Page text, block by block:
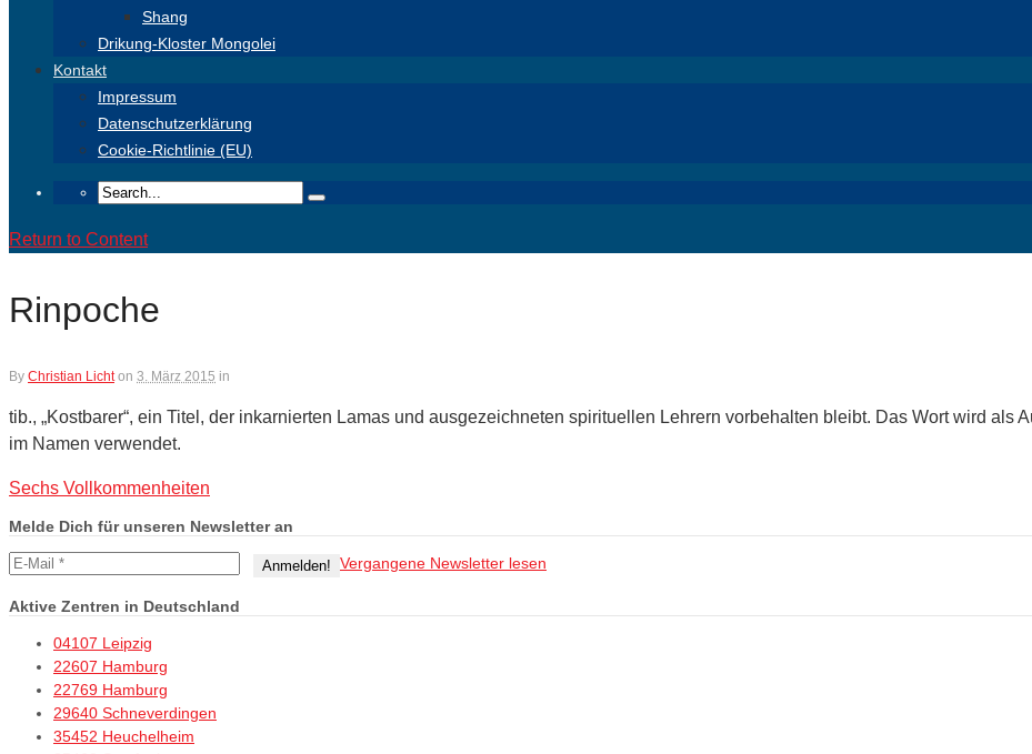
Shang
Drikung-Kloster Mongolei
Kontakt
Impressum
Datenschutzerklärung
Cookie-Richtlinie (EU)
Return to Content
Rinpoche
By Christian Licht on 3. März 2015 in
tib., „Kostbarer“, ein Titel, der inkarnierten Lamas und ausgezeichneten spirituellen Lehrern vorbehalten bleibt. Das Wort wird als
im Namen verwendet.
Sechs Vollkommenheiten
Melde Dich für unseren Newsletter an
Vergangene Newsletter lesen
Aktive Zentren in Deutschland
04107 Leipzig
22607 Hamburg
22769 Hamburg
29640 Schneverdingen
35452 Heuchelheim